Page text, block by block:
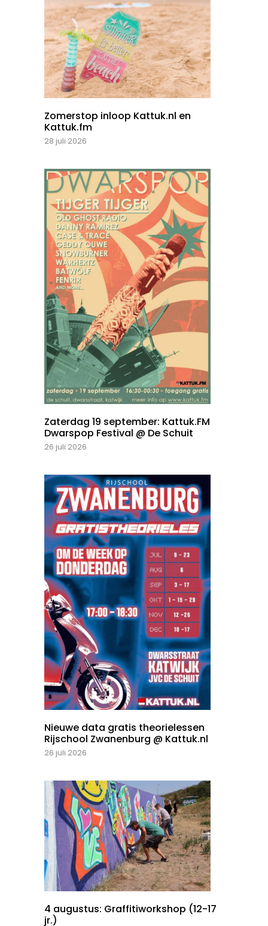
Zomerstop inloop Kattuk.nl en
Kattuk.fm
28 juli 2026
Zaterdag 19 september: Kattuk.FM
Dwarspop Festival @ De Schuit
26 juli 2026
Nieuwe data gratis theorielessen
Rijschool Zwanenburg @ Kattuk.nl
26 juli 2026
4 augustus: Graffitiworkshop (12-17
jr.)